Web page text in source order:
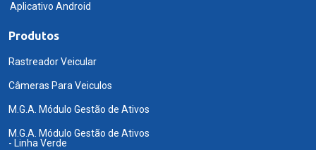
Aplicativo Android
Produtos
Rastreador Veicular
Câmeras Para Veiculos
M.G.A. Módulo Gestão de Ativos
M.G.A. Módulo Gestão de Ativos
- Linha Verde